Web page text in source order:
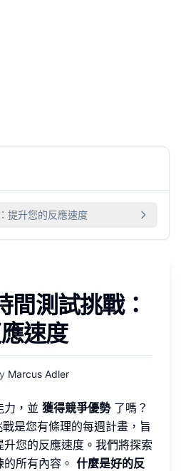
提升您的反應速度
間測試挑戰：
速度
Marcus Adler
力，並 獲得競爭優勢了嗎？
是您有條理的每週計畫，旨
您的反應速度。我們將探索
所有內容。 什麼是好的反